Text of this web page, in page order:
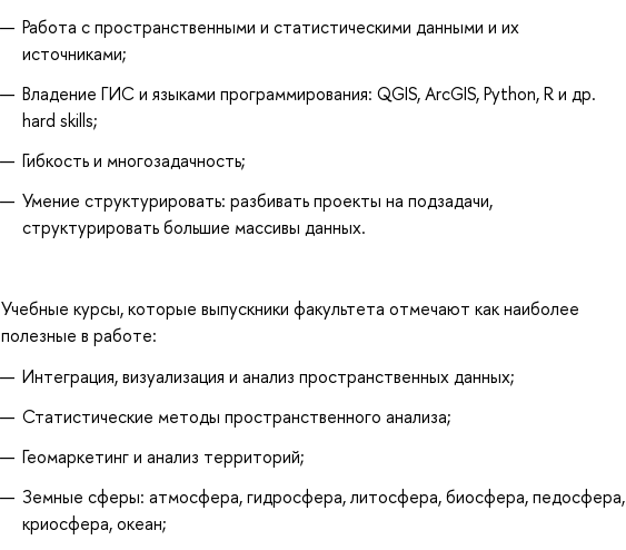
Работа с пространственными и статистическими данными и их
источниками;
Владение ГИС и языками программирования: QGIS, ArcGIS, Python, R и др.
hard skills;
Гибкость и многозадачность;
Умение структурировать: разбивать проекты на подзадачи,
структурировать большие массивы данных.
Учебные курсы, которые выпускники факультета отмечают как наиболее
полезные в работе:
Интеграция, визуализация и анализ пространственных данных;
Статистические методы пространственного анализа;
Геомаркетинг и анализ территорий;
Земные сферы: атмосфера, гидросфера, литосфера, биосфера, педосфера,
криосфера, океан;